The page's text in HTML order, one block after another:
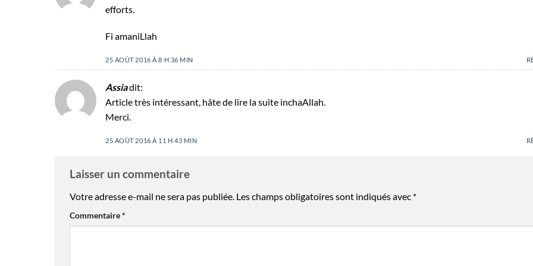
efforts.
Fi amaniLlah
25 AOÛT 2016 À 8 H 36 MIN
Assiadit:
Article très intéressant, hâte de lire la suite inchaAllah.
Merci.
25 AOÛT 2016 À 11 H 43 MIN
Laisser un commentaire
Votre adresse e-mail ne sera pas publiée. Les champs obligatoires sont indiqués avec *
Commentaire*